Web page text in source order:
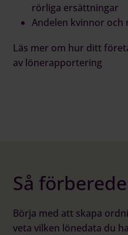
rörliga ersättningar
Andelen kvinnor och
Läs mer om hur ditt
av lönerapportering
Så
Börja med att skapa
veta vilken lönedata du